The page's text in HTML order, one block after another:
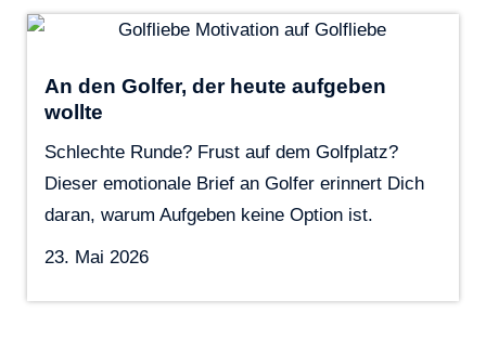
An den Golfer, der heute aufgeben
wollte
Schlechte Runde? Frust auf dem Golfplatz?
Dieser emotionale Brief an Golfer erinnert Dich
daran, warum Aufgeben keine Option ist.
23. Mai 2026